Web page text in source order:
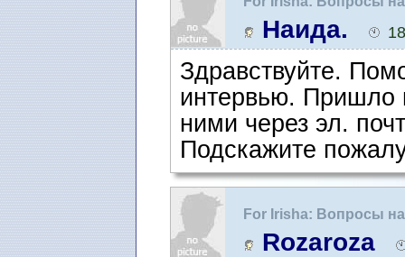
интервью
Наида.
Здравствуйте.
интервью. Пришло
ними через эл.
Подскажите
For Irisha: Вопросы
интервью
Rozaroza